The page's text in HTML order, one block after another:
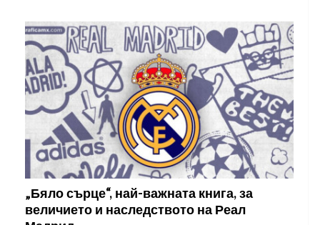
„Бяло сърце“, най-важната книга, за
величието и наследството на Реал